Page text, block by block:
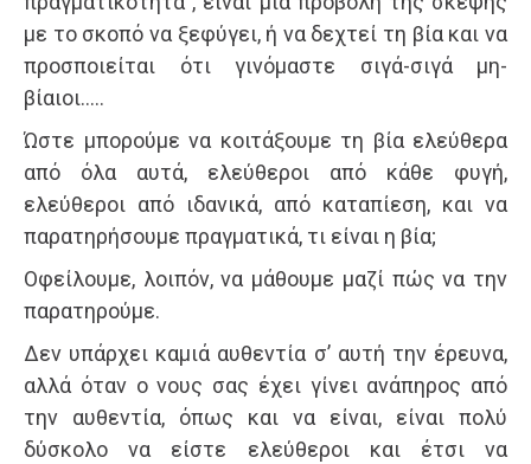
με το σκοπό να ξεφύγει, ή να δεχτεί τη βία και να
προσποιείται ότι γινόμαστε σιγά-σιγά μη-
βίαιοι…..
Ώστε μπορούμε να κοιτάξουμε τη βία ελεύθερα
από όλα αυτά, ελεύθεροι από κάθε φυγή,
ελεύθεροι από ιδανικά, από καταπίεση, και να
παρατηρήσουμε πραγματικά, τι είναι η βία;
Οφείλουμε, λοιπόν, να μάθουμε μαζί πώς να την
παρατηρούμε.
Δεν υπάρχει καμιά αυθεντία σ’ αυτή την έρευνα,
αλλά όταν ο νους σας έχει γίνει ανάπηρος από
την αυθεντία, όπως και να είναι, είναι πολύ
δύσκολο να είστε ελεύθεροι και έτσι να